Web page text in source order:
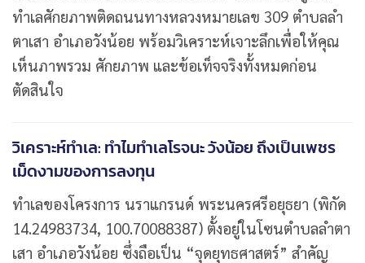
ทำเลศักยภาพติดถนนทางหลวงหมายเลข 309 ตำบลลำ
ตาเสา อำเภอวังน้อย พร้อมวิเคราะห์เจาะลึกเพื่อให้คุณ
เห็นภาพรวม ศักยภาพ และข้อเท็จจริงทั้งหมดก่อน
ตัดสินใจ
วิเคราะห์ทำเล: ทำไมทำเลโรจนะ วังน้อย ถึงเป็นเพชร
เม็ดงามของการลงทุน
ทำเลของโครงการ นราแกรนด์ พระนครศรีอยุธยา (พิกัด
14.24983734, 100.70088387) ตั้งอยู่ในโซนตำบลลำตา
เสา อำเภอวังน้อย ซึ่งถือเป็น “จุดยุทธศาสตร์” สำคัญ